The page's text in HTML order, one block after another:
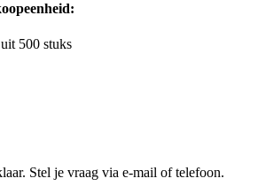
500 stuks
Stel je vraag via e-mail of telefoon.